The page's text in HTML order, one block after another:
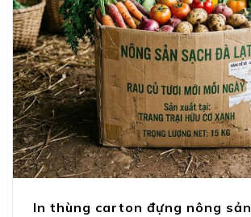
In thùng carton đựng nông sản